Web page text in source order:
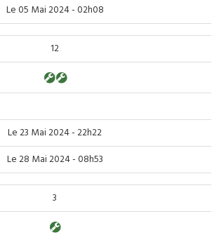
Le 05 Mai 2024 - 02h08
12
Le 23 Mai 2024 - 22h22
Le 28 Mai 2024 - 08h53
3